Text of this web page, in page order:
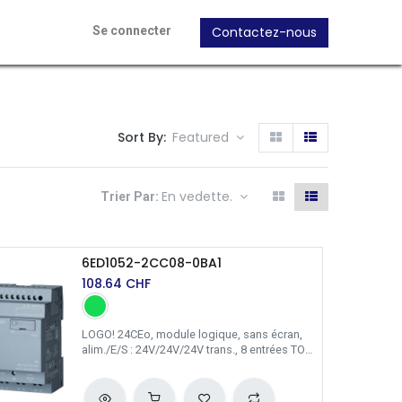
Se connecter Contactez-nous
Sort By: Featured
Trier Par: En vedette.
6ED1052-2CC08-0BA1
108.64 CHF
LOGO! 24CEo, module logique, sans écran,
alim./E/S : 24V/24V/24V trans., 8 entrées TOR
serveur Web intégré, Datalog, pages Web